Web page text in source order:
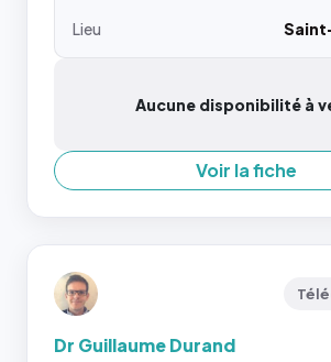
Lieu
Aucune disponibilité à
Voir la fiche
Dr Guillaume Durand